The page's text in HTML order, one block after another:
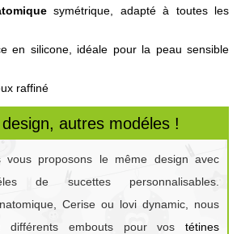
symétrique, adapté à toutes les
en silicone, idéale pour la peau sensible
raffiné
autres modéles !
proposons le même design avec
de sucettes personnalisables.
Cerise ou lovi dynamic, nous
différents embouts pour vos tétines